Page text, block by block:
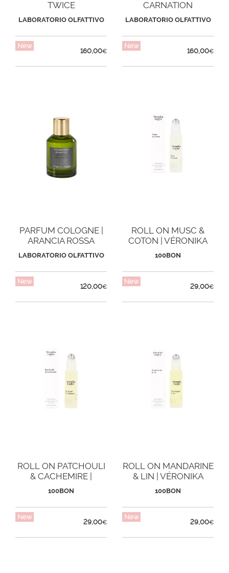
TWICE
LABORATORIO OLFATTIVO
New
160,00€
CARNATION
LABORATORIO OLFATTIVO
New
160,00€
PARFUM COLOGNE |
ARANCIA ROSSA
LABORATORIO OLFATTIVO
New
120,00€
ROLL ON MUSC &
COTON | VÉRONIKA
LOUBRY
100BON
New
29,00€
ROLL ON PATCHOULI
& CACHEMIRE |
VÉRONIKA LOUBRY
100BON
New
29,00€
ROLL ON MANDARINE
& LIN | VÉRONIKA
LOUBRY
100BON
New
29,00€